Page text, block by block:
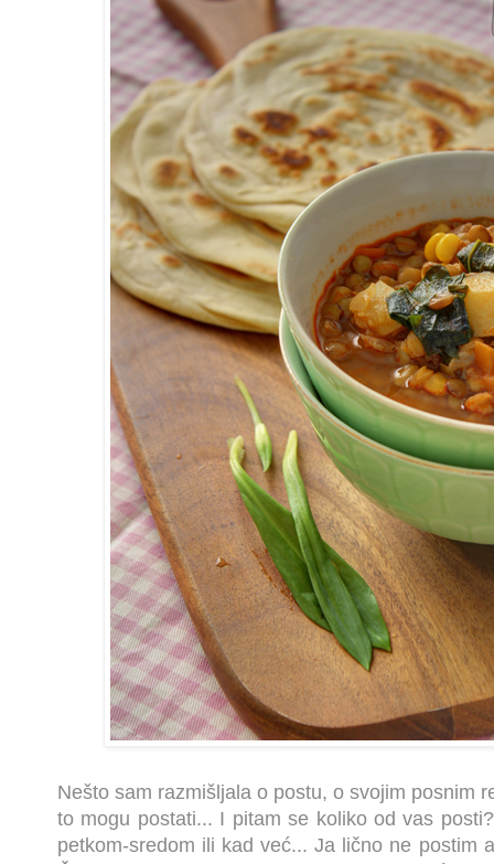
Nešto sam razmišljala o postu, o svojim posnim
to mogu postati... I pitam se koliko od vas
petkom-sredom ili kad već... Ja lično ne postim